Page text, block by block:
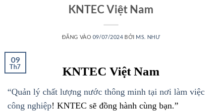
KNTEC Việt Nam
ĐĂNG VÀO 09/07/2024 BỞI MS. NHƯ
09
Th7 KNTEC Việt Nam
“Quản lý chất lượng nước thông minh tại nơi làm việc
công nghiệp! KNTEC sẽ đồng hành cùng bạn.”